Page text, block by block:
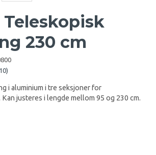
Teleskopisk
230 cm
i aluminium i tre seksjoner for
justeres i lengde mellom 95 og 230 cm.